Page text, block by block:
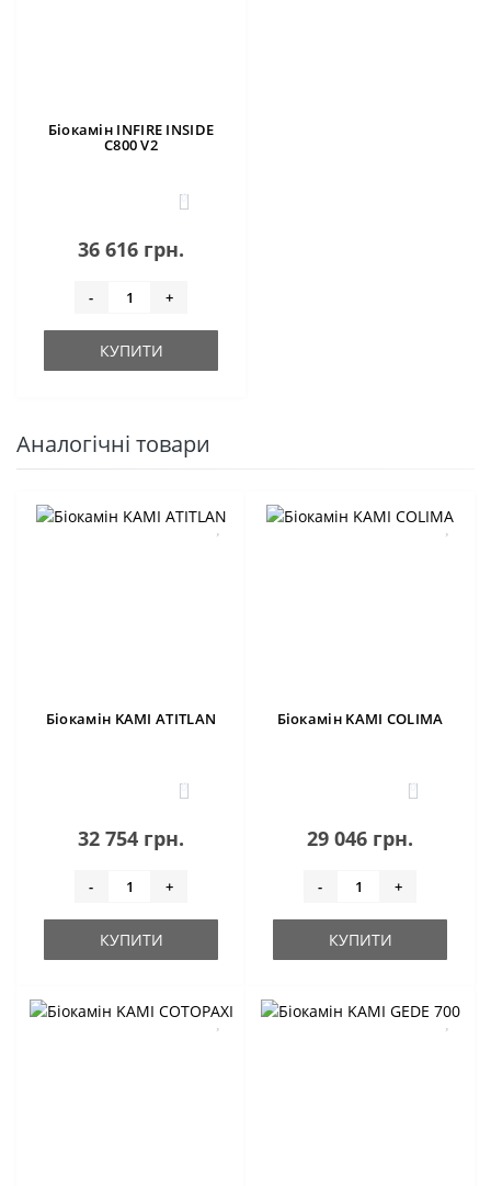
Біокамін INFIRE INSIDE
C800 V2
0
36 616 грн.
- +
КУПИТИ
Аналогічні товари
Біокамін KAMI ATITLAN
0
32 754 грн.
- +
КУПИТИ
Біокамін KAMI COLIMA
0
29 046 грн.
- +
КУПИТИ